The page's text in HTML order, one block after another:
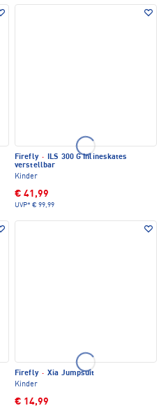
Firefly · ILS 300 G Inlineskates
verstellbar
Kinder
€ 41,99
UVP* € 99,99
Firefly · Xia Jumpsuit
Kinder
€ 14,99